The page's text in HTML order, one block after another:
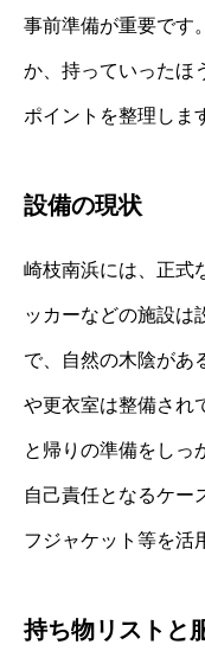
事前準備が重要です
か、持っていったほ
ポイントを整理しま
設備の現状
崎枝南浜には、正式
ッカーなどの施設は
で、自然の木陰があ
や更衣室は整備され
と帰りの準備をしっ
自己責任となるケー
フジャケット等を活
持ち物リストと